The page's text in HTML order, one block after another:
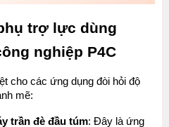
trợ lực dùng
nghiệp P4C
cho các ứng dụng đòi hỏi độ
mẽ:
trần đè đầu túm: Đây là ứng